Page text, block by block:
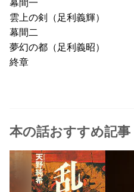
幕間一
雲上の剣（足利義輝）
幕間二
夢幻の都（足利義昭）
終章
本の話おすすめ記事